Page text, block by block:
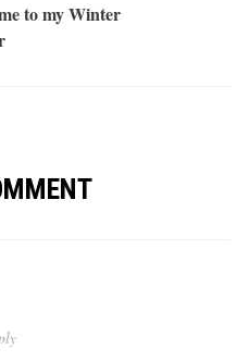
to my Winter